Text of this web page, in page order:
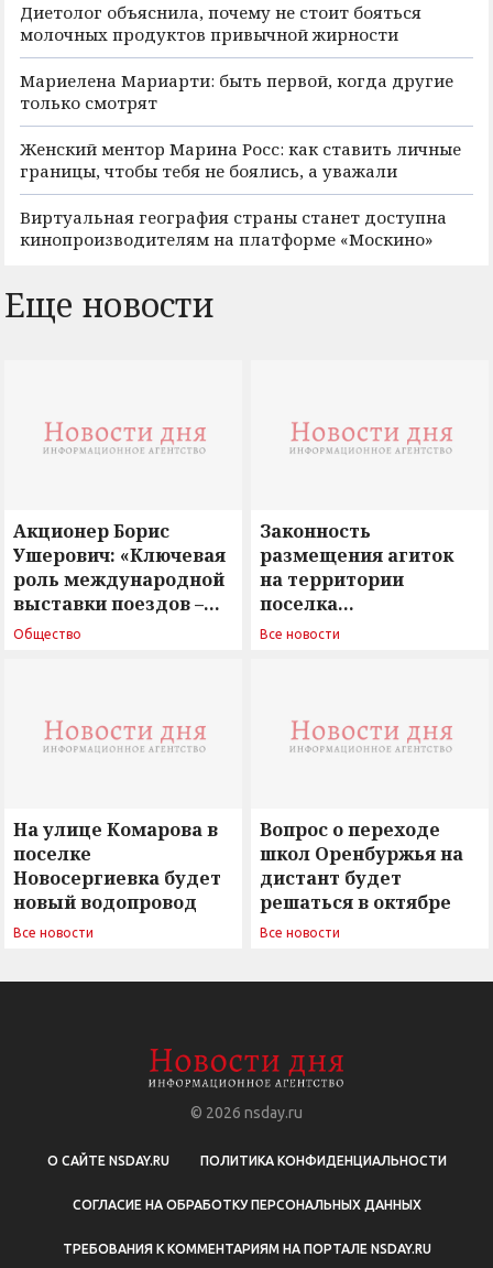
Диетолог объяснила, почему не стоит бояться
молочных продуктов привычной жирности
Мариелена Мариарти: быть первой, когда другие
только смотрят
Женский ментор Марина Росс: как ставить личные
границы, чтобы тебя не боялись, а уважали
Виртуальная география страны станет доступна
кинопроизводителям на платформе «Москино»
Еще новости
Акционер Борис
Ушерович: «Ключевая
роль международной
выставки поездов –
поиск ответов на
Общество
Законность
размещения агиток
на территории
поселка
Новосергиевка
Все новости
На улице Комарова в
поселке
Новосергиевка будет
новый водопровод
Все новости
Вопрос о переходе
школ Оренбуржья на
дистант будет
решаться в октябре
Все новости
© 2026 nsday.ru
О САЙТЕ NSDAY.RU ПОЛИТИКА КОНФИДЕНЦИАЛЬНОСТИ
СОГЛАСИЕ НА ОБРАБОТКУ ПЕРСОНАЛЬНЫХ ДАННЫХ
ТРЕБОВАНИЯ К КОММЕНТАРИЯМ НА ПОРТАЛЕ NSDAY.RU